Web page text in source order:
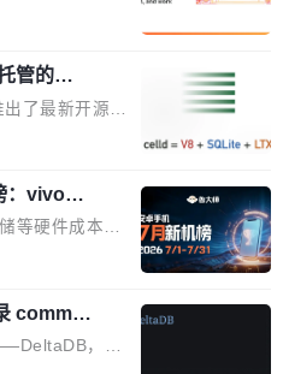
站的深色主题
来表示——bool
默认模式、浅
无意义的组
了。要知道
档、校验、或
enum，两个
得这是又一
个大厂都在
在 Twitte
布了 Cloudfla
人，跟其他所
际上它不一
，我十年前的
构建在 Cloudf
间搭建的平台
是我十年秘密
管的分
了最新开源项
行 Cloudflare
护进程。 设
立的 SQLite
己的 S3 兼容
储库协调——
建，单个数据
面就被消除
资源。当 cel
：vivo夺
Z系列
等硬件成本暴
新机速度明显
Fold8 Ultra / Z
中低端机器，
commit
，一